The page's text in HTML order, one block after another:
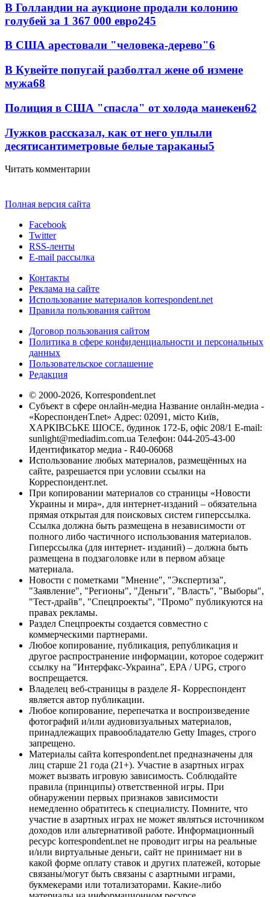
В Голландии на аукционе продали колонию
голубей за 1 367 000 евро245
В США арестовали "человека-дерево"6
В Кувейте попугай разболтал жене об измене
мужа68
Полиция в США "спасла" от холода манекен62
Лужков рассказал, как от него уплыли
десятисантиметровые белые тараканы5
Читать комментарии
Полная версия сайта
Facebook
Twitter
RSS-ленты
E-mail рассылка
Контакты
Реклама на сайте
Использование материалов korrespondent.net
Правила пользования сайтом
Договор пользования сайтом
Политика в сфере конфиденциальности и персональных
данных
Пользовательское соглашение
Редакция
© 2000-2026, Korrespondent.net
Субъект в сфере онлайн-медиа Название онлайн-медиа -
«КореспонденТ.net» Адрес: 02091, місто Київ,
ХАРКІВСЬКЕ ШОСЕ, будинок 172-Б, офіс 208/1 E-mail:
sunlight@mediadim.com.ua Телефон: 044-205-43-00
Идентификатор медиа - R40-06068
Использование любых материалов, размещённых на
сайте, разрешается при условии ссылки на
Корреспондент.net.
При копировании материалов со страницы «Новости
Украины и мира», для интернет-изданий – обязательна
прямая открытая для поисковых систем гиперссылка.
Ссылка должна быть размещена в независимости от
полного либо частичного использования материалов.
Гиперссылка (для интернет- изданий) – должна быть
размещена в подзаголовке или в первом абзаце
материала.
Новости с пометками "Мнение", "Экспертиза",
"Заявление", "Регионы", "Деньги", "Власть", "Выборы",
"Тест-драйв", "Спецпроекты", "Промо" публикуются на
правах рекламы.
Раздел Спецпроекты создается совместно с
коммерческими партнерами.
Любое копирование, публикация, републикация и
другое распространение информации, которое содержит
ссылку на "Интерфакс-Украина", EPA / UPG, строго
воспрещается.
Владелец веб-страницы в разделе Я- Корреспондент
является автор публикации.
Любое копирование, перепечатка и воспроизведение
фотографий и/или аудиовизуальных материалов,
принадлежащих правообладателю Getty Images, строго
запрещено.
Материалы сайта korrespondent.net предназначены для
лиц старше 21 года (21+). Участие в азартных играх
может вызвать игровую зависимость. Соблюдайте
правила (принципы) ответственной игры. При
обнаружении первых признаков зависимости
немедленно обратитесь к специалисту. Помните, что
участие в азартных играх не может являться источником
доходов или альтернативой работе. Информационный
ресурс korrespondent.net не проводит игры на реальные
и/или виртуальные деньги, сайт не принимает ни в
какой форме оплату ставок и других платежей, которые
связаны/могут быть связаны с азартными играми,
букмекерами или тотализаторами. Какие-либо